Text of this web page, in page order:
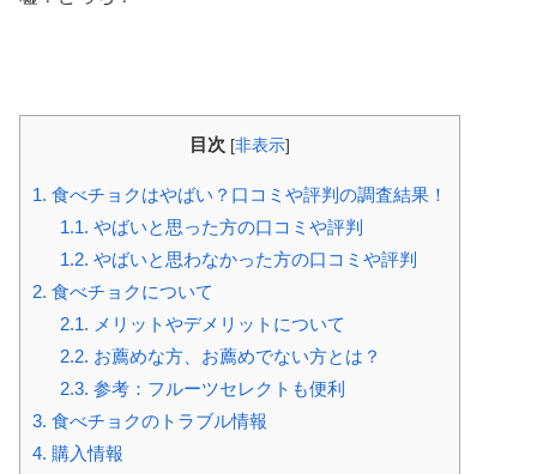
目次 [非表示]
1. 食べチョクはやばい？口コミや評判の調査結果！
1.1. やばいと思った方の口コミや評判
1.2. やばいと思わなかった方の口コミや評判
2. 食べチョクについて
2.1. メリットやデメリットについて
2.2. お薦めな方、お薦めでない方とは？
2.3. 参考：フルーツセレクトも便利
3. 食べチョクのトラブル情報
4. 購入情報